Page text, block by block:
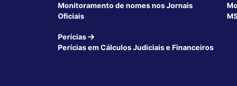
Monitoramento de nomes nos Jornais
Oficiais
Perícias
Perícias em Cálculos Judiciais e Financeiros